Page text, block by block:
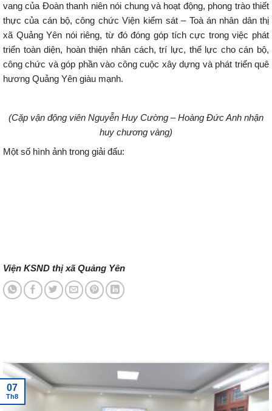
vang của Đoàn thanh niên nói chung và hoạt động, phong trào thiết
thực của cán bộ, công chức Viện kiểm sát – Toà án nhân dân thị
xã Quảng Yên nói riêng, từ đó đóng góp tích cực trong việc phát
triển toàn diện, hoàn thiện nhân cách, trí lực, thể lực cho cán bộ,
công chức và góp phần vào công cuộc xây dựng và phát triển quê
hương Quảng Yên giàu mạnh.
(Cặp vận động viên Nguyễn Huy Cường – Hoàng Đức Anh nhận
huy chương vàng)
Một số hình ảnh trong giải đấu:
Viện KSND thị xã Quảng Yên
07
Th8